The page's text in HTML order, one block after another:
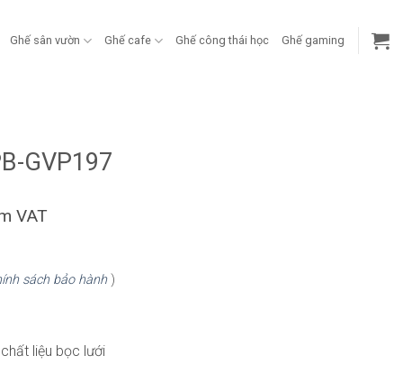
Ghế sân vườn Ghế cafe Ghế công thái học Ghế gaming
GVP197
VAT
sách bảo hành)
liệu bọc lưới